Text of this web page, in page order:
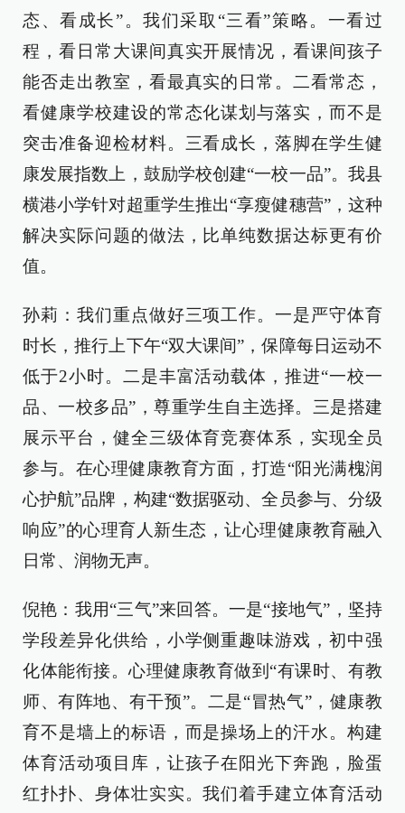
态、看成长”。我们采取“三看”策略。一看过
程，看日常大课间真实开展情况，看课间孩子
能否走出教室，看最真实的日常。二看常态，
看健康学校建设的常态化谋划与落实，而不是
突击准备迎检材料。三看成长，落脚在学生健
康发展指数上，鼓励学校创建“一校一品”。我县
横港小学针对超重学生推出“享瘦健穗营”，这种
解决实际问题的做法，比单纯数据达标更有价
值。
孙莉：我们重点做好三项工作。一是严守体育
时长，推行上下午“双大课间”，保障每日运动不
低于2小时。二是丰富活动载体，推进“一校一
品、一校多品”，尊重学生自主选择。三是搭建
展示平台，健全三级体育竞赛体系，实现全员
参与。在心理健康教育方面，打造“阳光满槐润
心护航”品牌，构建“数据驱动、全员参与、分级
响应”的心理育人新生态，让心理健康教育融入
日常、润物无声。
倪艳：我用“三气”来回答。一是“接地气”，坚持
学段差异化供给，小学侧重趣味游戏，初中强
化体能衔接。心理健康教育做到“有课时、有教
师、有阵地、有干预”。二是“冒热气”，健康教
育不是墙上的标语，而是操场上的汗水。构建
体育活动项目库，让孩子在阳光下奔跑，脸蛋
红扑扑、身体壮实实。我们着手建立体育活动